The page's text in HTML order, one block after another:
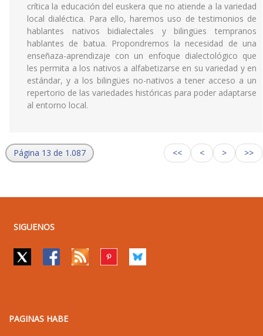
crítica la educación del euskera que no atiende a la variedad
local dialéctica. Para ello, haremos uso de testimonios de
hablantes nativos bidialectales y bilingües tempranos
hablantes de batua. Propondremos la necesidad de una
enseñaza-aprendizaje con un enfoque dialectológico que
les permita a los nativos a alfabetizarse en su variedad y en
estándar, y a los bilingües no-nativos a tener acceso a un
repertorio de las variedades históricas para poder adaptarse
al entorno local.
Página 13 de 1.087 << < > >>
SIGUENOS
PAGINAS HABE